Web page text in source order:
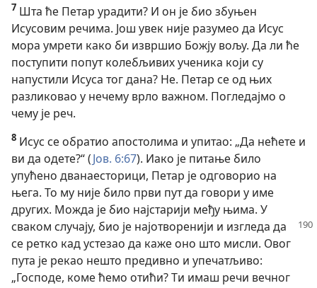
7 Шта ће Петар урадити? И он је био збуњен
Исусовим речима. Још увек није разумео да Исус
мора умрети како би извршио Божју вољу. Да ли ће
поступити попут колебљивих ученика који су
напустили Исуса тог дана? Не. Петар се од њих
разликовао у нечему врло важном. Погледајмо о
чему је реч.
8 Исус се обратио апостолима и упитао: „Да нећете и
ви да одете?“ (Јов. 6:67). Иако је питање било
упућено дванаесторици, Петар је одговорио на
њега. То му није било први пут да говори у име
других. Можда је био најстарији међу њима. У
сваком случају, био је најотворенији и изгледа да
се ретко кад устезао да каже оно што мисли. Овог
пута је рекао нешто предивно и упечатљиво:
„Господе, коме ћемо отићи? Ти имаш речи вечног